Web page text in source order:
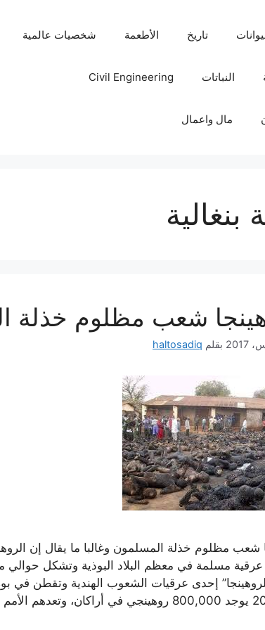
تاريخ الأطعمة شخصيات عالمية
النباتات Civil Engineering
مال واعمال
بنغالية
شعب مظلوم خذلة
بقلم haltosadiq
شعب مظلوم خذلة المسلمون وغالبا ما يقال إن
إحدى عرقيات الشعوب الهندية وتقطن في